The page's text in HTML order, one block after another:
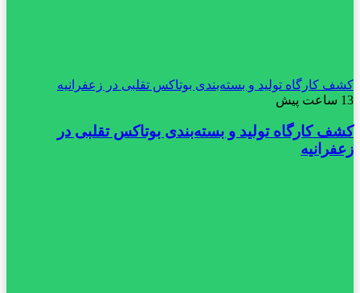
کشف کارگاه تولید و بسته‌بندی بوتاکس تقلبی در زعفرانیه
13 ساعت پیش
کشف کارگاه تولید و بسته‌بندی بوتاکس تقلبی در
زعفرانیه